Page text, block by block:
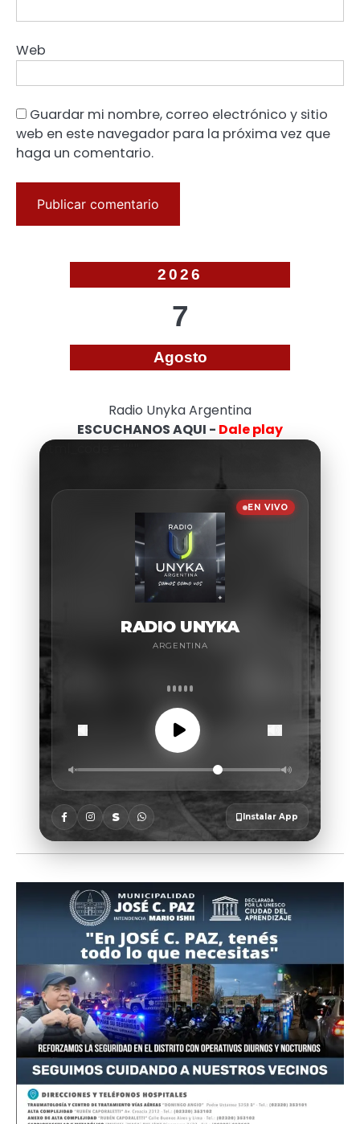
Web
Guardar mi nombre, correo electrónico y sitio
web en este navegador para la próxima vez que
haga un comentario.
2026
7
Agosto
Radio Unyka Argentina
ESCUCHANOS AQUI - Dale play